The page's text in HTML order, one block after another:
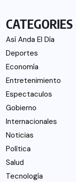
CATEGORIES
Así Anda El Día
Deportes
Economía
Entretenimiento
Espectaculos
Gobierno
Internacionales
Noticias
Política
Salud
Tecnología